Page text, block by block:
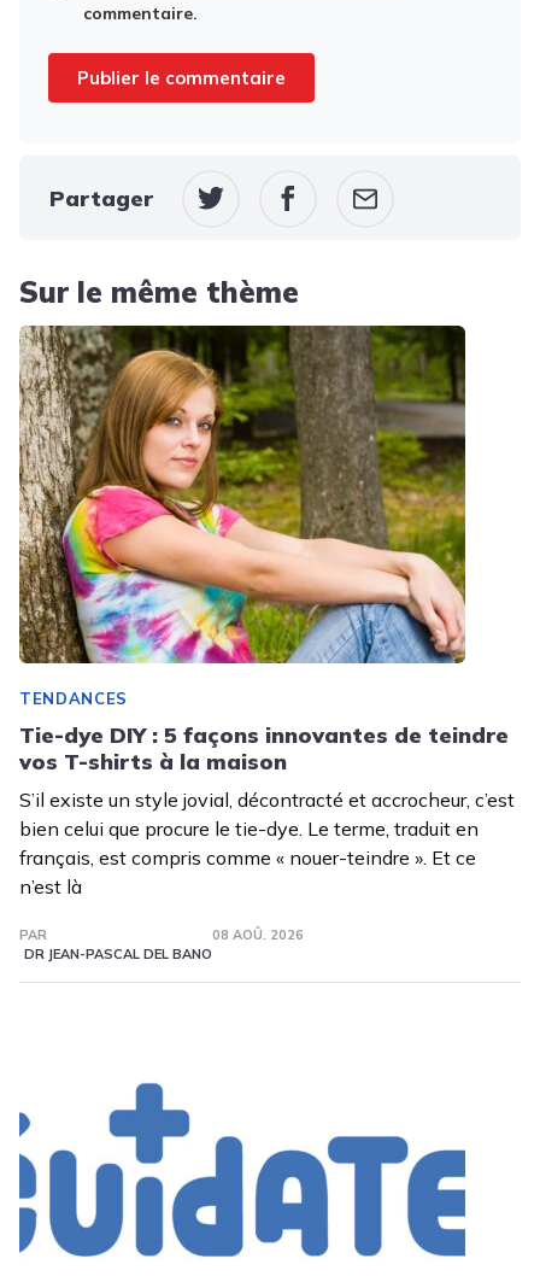
commentaire.
Partager
Sur le même thème
TENDANCES
Tie-dye DIY : 5 façons innovantes de teindre
vos T-shirts à la maison
S’il existe un style jovial, décontracté et accrocheur, c’est
bien celui que procure le tie-dye. Le terme, traduit en
français, est compris comme « nouer-teindre ». Et ce
n’est là
PAR
DR JEAN-PASCAL DEL BANO
08 AOÛ. 2026